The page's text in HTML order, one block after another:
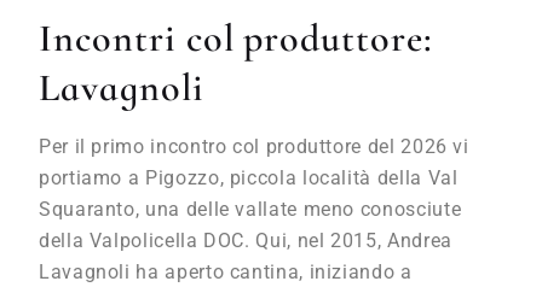
Incontri col produttore:
Lavagnoli
Per il primo incontro col produttore del 2026 vi
portiamo a Pigozzo, piccola località della Val
Squaranto, una delle vallate meno conosciute
della Valpolicella DOC. Qui, nel 2015, Andrea
Lavagnoli ha aperto cantina, iniziando a